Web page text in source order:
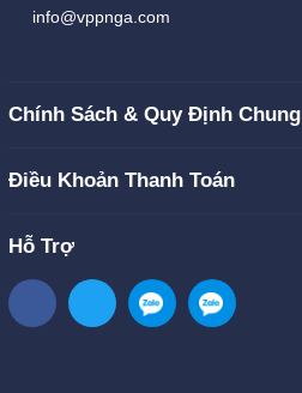
info@vppnga.com
Chính Sách & Quy Định Chung
Điều Khoản Thanh Toán
Hỗ Trợ